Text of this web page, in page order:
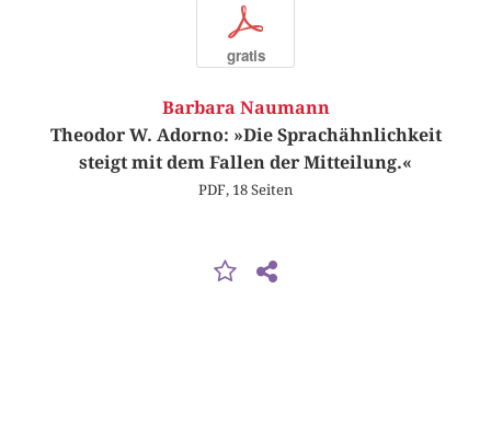
p
gratis
Barbara Naumann
Theodor W. Adorno: »Die Sprachähnlichkeit
steigt mit dem Fallen der Mitteilung.«
PDF, 18 Seiten